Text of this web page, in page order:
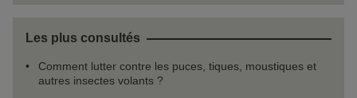
Les plus consultés
Comment lutter contre les puces, tiques, moustiques et
autres insectes volants ?